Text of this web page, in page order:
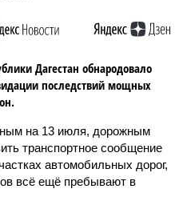
Дагестан обнародовало
последствий мощных
на 13 июля, дорожным
транспортное сообщение
автомобильных дорог,
всё ещё пребывают в